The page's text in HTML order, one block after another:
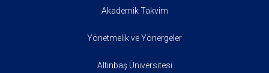
Akademik Takvim
Yönetmelik ve Yönergeler
Altınbaş Üniversitesi